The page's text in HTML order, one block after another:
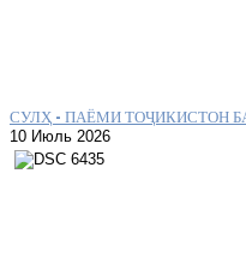
СУЛҲ – ПАЁМИ ТОҶИКИСТОН
10 Июль 2026